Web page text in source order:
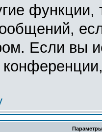
функции,
Если вы